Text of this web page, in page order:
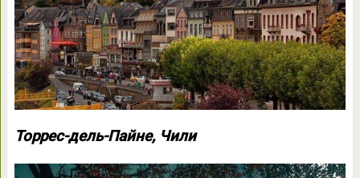
Торрес-дель-Пайне, Чили